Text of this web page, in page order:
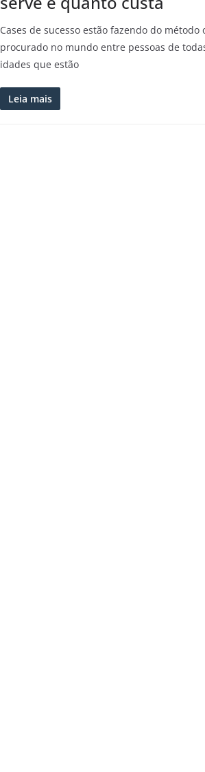
Cases de sucesso estão fazendo do método
procurado no mundo entre pessoas de
idades que estão
Leia mais